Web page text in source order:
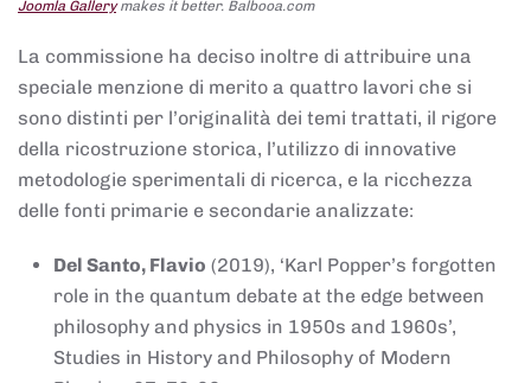
Joomla Gallerymakes it better. Balbooa.com
La commissione ha deciso inoltre di attribuire una
speciale menzione di merito a quattro lavori che si
sono distinti per l’originalità dei temi trattati, il rigore
della ricostruzione storica, l’utilizzo di innovative
metodologie sperimentali di ricerca, e la ricchezza
delle fonti primarie e secondarie analizzate:
Del Santo, Flavio (2019), ‘Karl Popper’s forgotten
role in the quantum debate at the edge between
philosophy and physics in 1950s and 1960s’,
Studies in History and Philosophy of Modern